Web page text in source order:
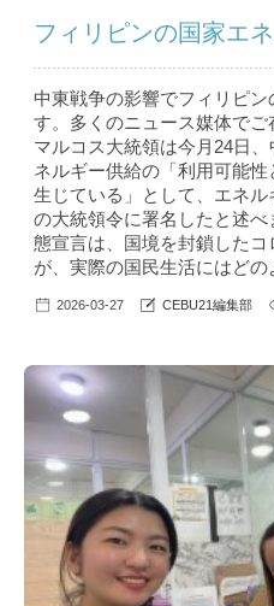
フィリピンの国家エ
中東戦争の影響でフィリピ
す。多くのニュース媒体で
マルコス大統領は今月24日
ネルギー供給の「利用可能
生じている」として、エネ
の大統領令に署名したと述
態宣言は、国境を封鎖した
が、実際の国民生活にはどの
2026-03-27 CEBU21編集部